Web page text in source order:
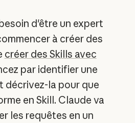
d'être un expert
à créer des
créer des Skills avec
par identifier une
décrivez-la pour que
en Skill. Claude va
les requêtes en un